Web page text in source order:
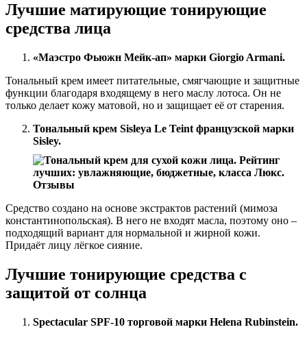
Лучшие матирующие тонирующие
средства лица
«Маэстро Фьюжн Мейк-ап» марки Giorgio Armani.
Тональный крем имеет питательные, смягчающие и защитные
функции благодаря входящему в него маслу лотоса. Он не
только делает кожу матовой, но и защищает её от старения.
Тональный крем Sisleya Le Teint французской марки
Sisley.
Средство создано на основе экстрактов растений (мимоза
константинопольская). В него не входят масла, поэтому оно –
подходящий вариант для нормальной и жирной кожи.
Придаёт лицу лёгкое сияние.
Лучшие тонирующие средства с
защитой от солнца
Spectacular SPF-10 торговой марки Helena Rubinstein.